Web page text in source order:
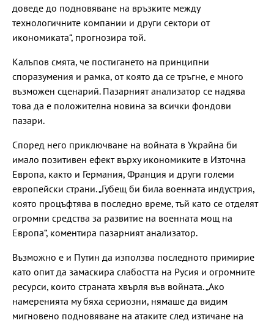
доведе до подновяване на връзките между
технологичните компании и други сектори от
икономиката“, прогнозира той.
Калъпов смята, че постигането на принципни
споразумения и рамка, от която да се тръгне, е много
възможен сценарий. Пазарният анализатор се надява
това да е положителна новина за всички фондови
пазари.
Според него приключване на войната в Украйна би
имало позитивен ефект върху икономиките в Източна
Европа, както и Германия, Франция и други големи
европейски страни. „Губещ би била военната индустрия,
която процъфтява в последно време, тъй като се отделят
огромни средства за развитие на военната мощ на
Европа“, коментира пазарният анализатор.
Възможно е и Путин да използва последното примирие
като опит да замаскира слабостта на Русия и огромните
ресурси, които страната хвърля във войната. „Ако
намеренията му бяха сериозни, нямаше да видим
мигновено подновяване на атаките след изтичане на